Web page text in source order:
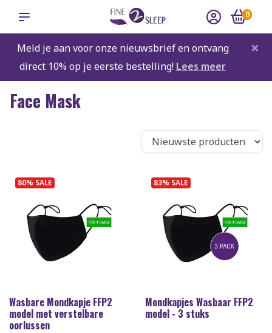
0
Meld je aan voor onze nieuwsbrief en ontvang
direct 10% op je eerste bestelling! Lees meer
×
Face Mask
80% SALE
Wasbare Mondkapje FFP2
model met verstelbare
oorlussen
83% SALE
Mondkapjes Wasbaar FFP2
model - 3 stuks